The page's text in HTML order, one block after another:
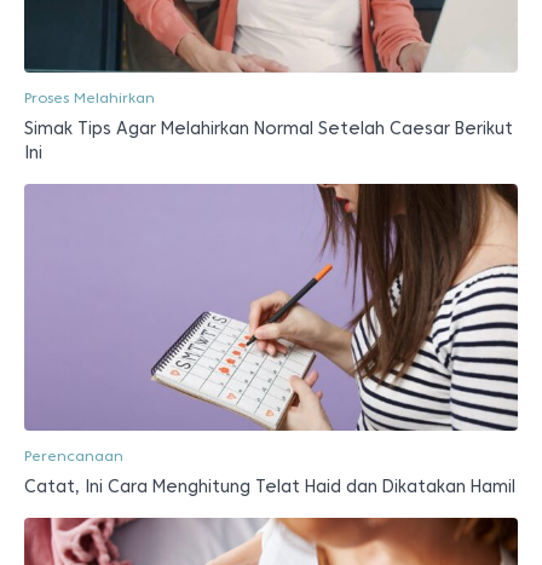
Proses Melahirkan
Simak Tips Agar Melahirkan Normal Setelah Caesar Berikut
Ini
Perencanaan
Catat, Ini Cara Menghitung Telat Haid dan Dikatakan Hamil